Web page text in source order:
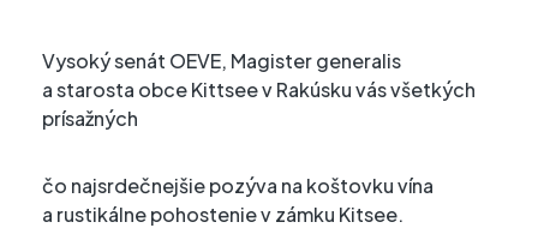
Vysoký senát OEVE, Magister generalis
a starosta obce Kittsee v Rakúsku vás všetkých
prísažných
čo najsrdečnejšie pozýva na koštovku vína
a rustikálne pohostenie v zámku Kitsee.